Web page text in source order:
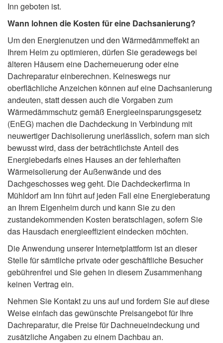
Inn geboten ist.
Wann lohnen die Kosten für eine Dachsanierung?
Um den Energienutzen und den Wärmedämmeffekt an
Ihrem Heim zu optimieren, dürfen Sie geradewegs bei
älteren Häusern eine Dacherneuerung oder eine
Dachreparatur einberechnen. Keineswegs nur
oberflächliche Anzeichen können auf eine Dachsanierung
andeuten, statt dessen auch die Vorgaben zum
Wärmedämmschutz gemäß Energieeinsparungsgesetz
(EnEG) machen die Dachdeckung in Verbindung mit
neuwertiger Dachisolierung unerlässlich, sofern man sich
bewusst wird, dass der beträchtlichste Anteil des
Energiebedarfs eines Hauses an der fehlerhaften
Wärmeisolierung der Außenwände und des
Dachgeschosses weg geht. Die Dachdeckerfirma in
Mühldorf am Inn führt auf jeden Fall eine Energieberatung
an Ihrem Eigenheim durch und kann Sie zu den
zustandekommenden Kosten beratschlagen, sofern Sie
das Hausdach energieeffizient eindecken möchten.
Die Anwendung unserer Internetplattform ist an dieser
Stelle für sämtliche private oder geschäftliche Besucher
gebührenfrei und Sie gehen in diesem Zusammenhang
keinen Vertrag ein.
Nehmen Sie Kontakt zu uns auf und fordern Sie auf diese
Weise einfach das gewünschte Preisangebot für Ihre
Dachreparatur, die Preise für Dachneueindeckung und
zusätzliche Angaben zu einem Dachbau an.